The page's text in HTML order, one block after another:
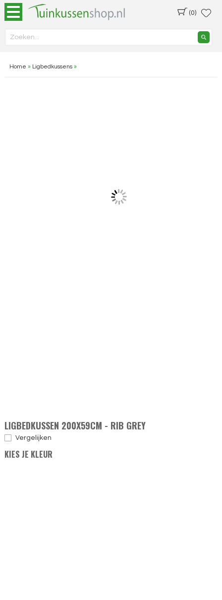
(0)
Home » Ligbedkussens»
LIGBEDKUSSEN 200X59CM - RIB GREY
Vergelijken
KIES JE KLEUR